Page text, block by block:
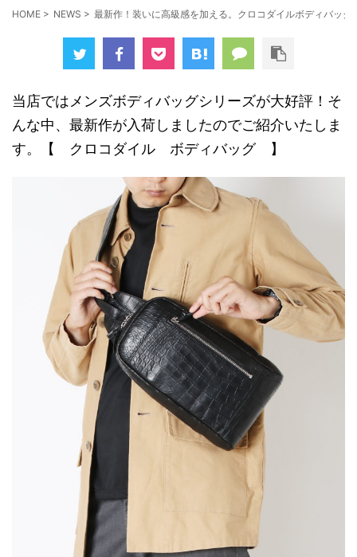
HOME > NEWS > 最新作！装いに高級感を加える。クロコダイルボディバッ
当店ではメンズボディバッグシリーズが大好評！そ
んな中、最新作が入荷しましたのでご紹介いたしま
す。【 クロコダイル ボディバッグ 】